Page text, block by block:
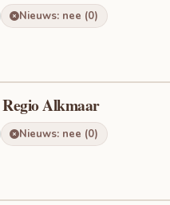
Nieuws: nee (0)
Alkmaar
Nieuws: nee (0)